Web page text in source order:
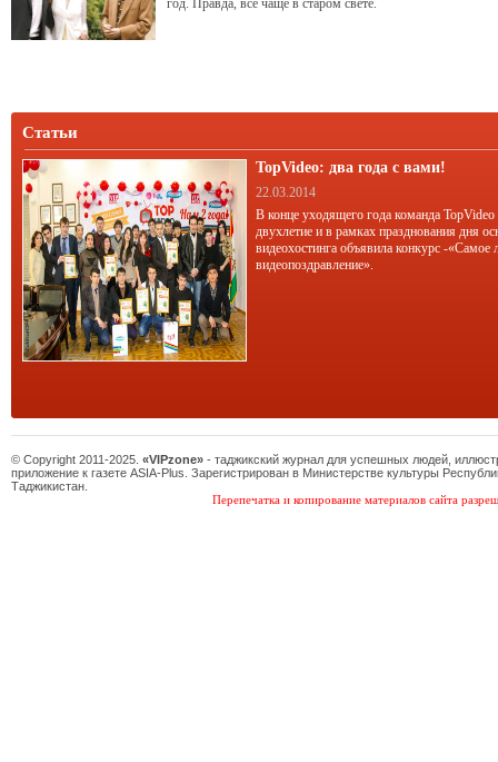
год. Правда, все чаще в старом свете.
Статьи
TopVideo: два года с вами!
22.03.2014
В конце уходящего года команда TopVideo
двухлетие и в рамках празднования дня
видеохостинга объявила конкурс -«Самое
видеопоздравление».
© Copyright 2011-2025. «VIPzone» - таджикский журнал для успешных людей,
приложение к газете ASIA-Plus. Зарегистрирован в Министерстве культуры
Таджикистан.
Перепечатка и копирование материалов сайта